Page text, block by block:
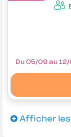
Du 05/09 au
Afficher